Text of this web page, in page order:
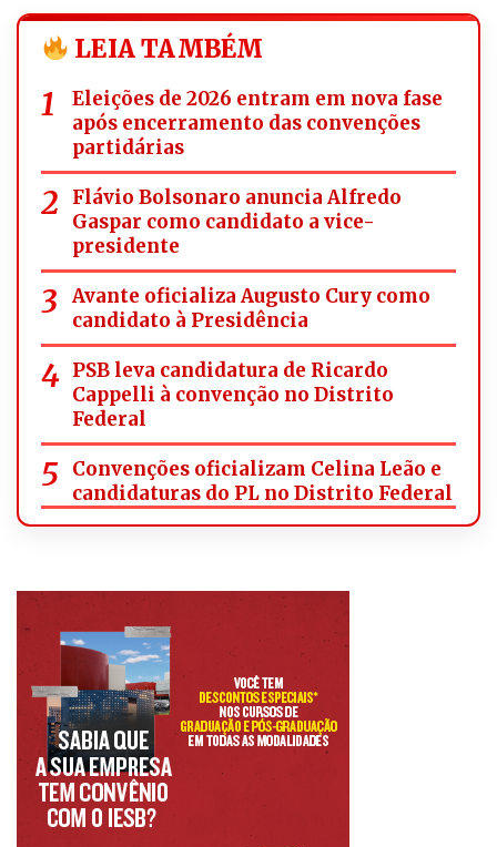
LEIA TAMBÉM
Eleições de 2026 entram em nova fase
após encerramento das convenções
partidárias
Flávio Bolsonaro anuncia Alfredo
Gaspar como candidato a vice-
presidente
Avante oficializa Augusto Cury como
candidato à Presidência
PSB leva candidatura de Ricardo
Cappelli à convenção no Distrito
Federal
Convenções oficializam Celina Leão e
candidaturas do PL no Distrito Federal